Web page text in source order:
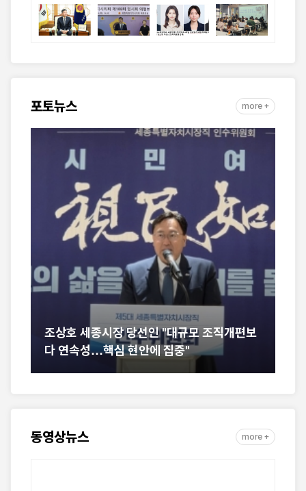
포토뉴스 more +
조상호 세종시장 당선인 "대규모 조직개편보
다 연속성…핵심 현안에 집중"
동영상뉴스 more +